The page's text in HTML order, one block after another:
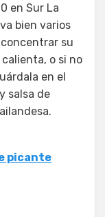
en Sur La
bien varios
su
o si no
en el
salsa de
picante